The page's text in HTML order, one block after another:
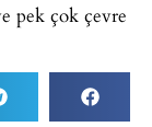
pek çok çevre